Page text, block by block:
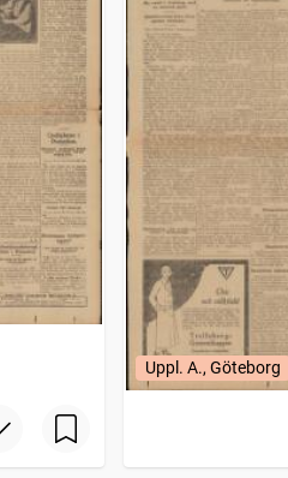
Uppl. A., Göteborg